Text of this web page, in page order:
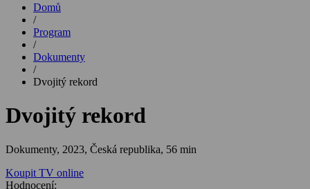
Domů
/
Program
/
Dokumenty
/
Dvojitý rekord
Dvojitý rekord
Dokumenty, 2023, Česká republika, 56 min
Koupit TV online
Hodnocení: